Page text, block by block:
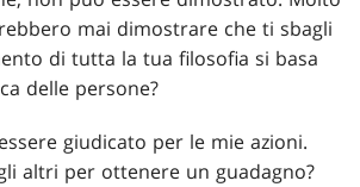
mai dimostrare che ti sbagli
di tutta la tua filosofia si basa
delle persone?
giudicato per le mie azioni.
altri per ottenere un guadagno?